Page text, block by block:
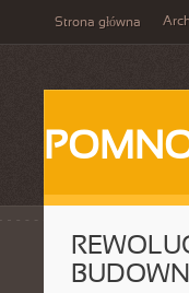
Strona główna